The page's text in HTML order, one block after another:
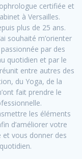
certifiée et
à Versailles.
plus de 25 ans.
souhaité m’orienter
par des
quotidien et par le
entre autres des
du Yoga, de la
fait prendre le
les éléments
d’améliorer votre
et vous donner des